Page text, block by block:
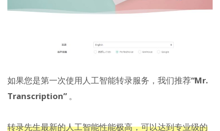
如果您是第一次使用人工智能转录服务，我们推荐“Mr.
Transcription”。
转录先生最新的人工智能性能极高，可以达到专业级的